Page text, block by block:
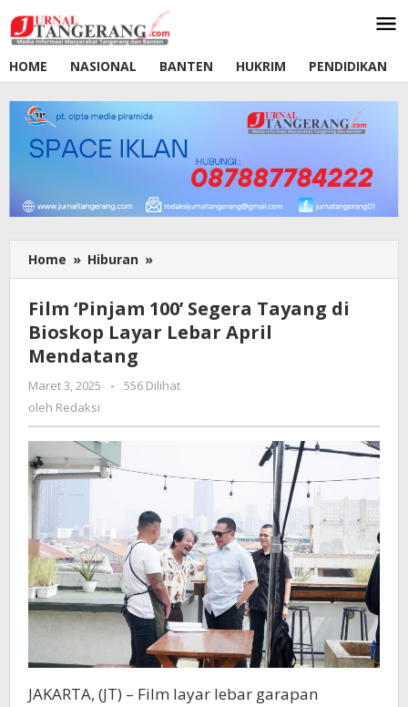
ke
konten
HOME
NASIONAL BANTEN HUKRIM PENDIDIKAN
Home » Hiburan »
'Pinjam
Segera
Tayang
Layar
April
Film ‘Pinjam 100’ Segera Tayang di
Bioskop Layar Lebar April
Mendatang
Maret 3, 2025
oleh
-
556 Dilihat
oleh Redaksi
JAKARTA, (JT) – Film layar lebar garapan